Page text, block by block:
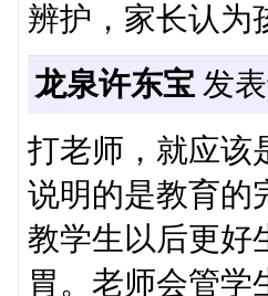
辨护，家长认为
龙泉许东宝 发
打老师，就应该
说明的是教育的
教学生以后更好
胃。老师会管学